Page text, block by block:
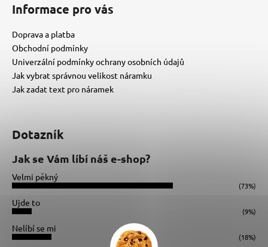
Informace pro vás
Doprava a platba
Obchodní podmínky
Univerzální podmínky ochrany osobních údajů
Jak vybrat správnou velikost náramku
Jak zadat text pro náramek
Dotazník
Jak se Vám líbí náš e-shop?
Velmi pěkný
(73%)
Ujde to
(9%)
Nelíbí se mi
(18%)